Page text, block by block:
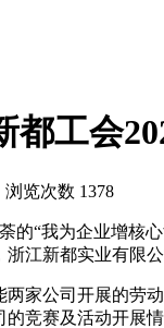
都工会
浏览次数 1378
的“我为企业增核
江新都实业有限
家公司开展的劳
竞赛及活动开展